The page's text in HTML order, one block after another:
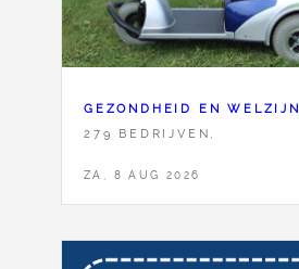
GEZONDHEID EN WELZIJN
279 BEDRIJVEN,
ZA, 8 AUG 2026